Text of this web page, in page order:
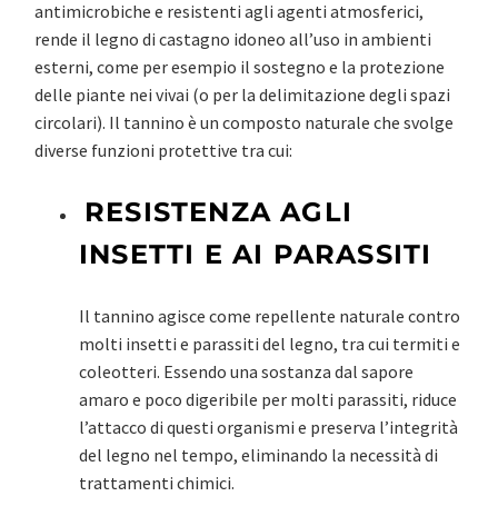
antimicrobiche e resistenti agli agenti atmosferici,
rende il legno di castagno idoneo all’uso in ambienti
esterni, come per esempio il sostegno e la protezione
delle piante nei vivai (o per la delimitazione degli spazi
circolari). Il tannino è un composto naturale che svolge
diverse funzioni protettive tra cui:
RESISTENZA AGLI
INSETTI E AI PARASSITI
Il tannino agisce come repellente naturale contro
molti insetti e parassiti del legno, tra cui termiti e
coleotteri. Essendo una sostanza dal sapore
amaro e poco digeribile per molti parassiti, riduce
l’attacco di questi organismi e preserva l’integrità
del legno nel tempo, eliminando la necessità di
trattamenti chimici.